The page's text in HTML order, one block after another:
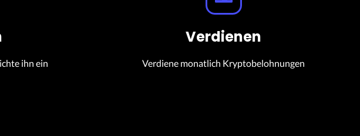
ihn ein
Verdienen
Verdiene monatlich Kryptobelohnungen